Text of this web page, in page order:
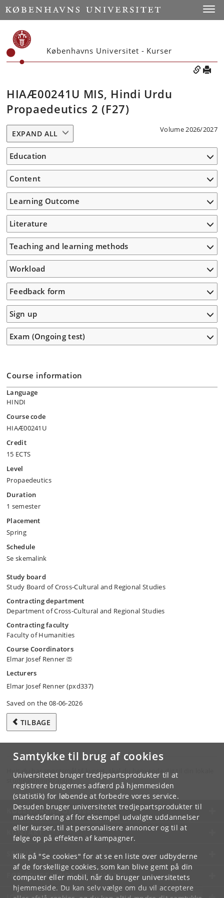
Samtykke til brug af cookies
Universitetet bruger tredjepartsprodukter til at
registrere brugernes adfærd på hjemmesiden
(statistik) for løbende at forbedre vores service.
Desuden bruger universitetet tredjepartsprodukter til
markedsføring af for eksempel udvalgte uddannelser
eller kurser, til at personalisere annoncer og til at
følge op på effekten af kampagner.
Klik på "Se cookies" for at se en liste over udbyderne
af de forskellige cookies, som kan blive gemt på din
computer eller mobil, når du bruger universitetets
hjemmeside. Du kan selv vælge om du vil acceptere
Københavns Universitet - Kurser
HIAÆ00241U MIS, Hindi Urdu
Propaedeutics 2 (F27)
Volume 2026/2027
EXPAND ALL
Education
Content
Learning Outcome
Literature
Teaching and learning methods
Workload
Feedback form
Sign up
Exam (Ongoing test)
Course information
Language
HINDI
Course code
HIAÆ00241U
Credit
15 ECTS
Level
Propaedeutics
Duration
1 semester
Placement
Spring
Schedule
Se skemalink
Study board
Study Board of Cross-Cultural and Regional Studies
Contracting department
Department of Cross-Cultural and Regional Studies
Contracting faculty
Faculty of Humanities
Course Coordinators
Elmar Josef Renner
Lecturers
Elmar Josef Renner (pxd337)
Saved on the 08-06-2026
TILBAGE
Hvis du har spørgsmål til kurset, skal du henvende dig til din lokale
studieadministration.
KØBENHAVNS UNIVERSITET
KONTAKT
SERVICES
FOR STUDERENDE OG ANSATTE